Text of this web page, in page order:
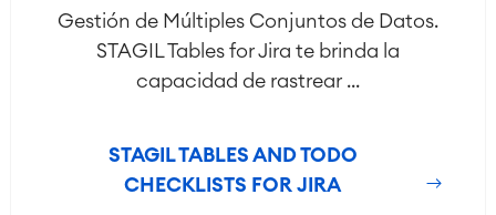
Gestión de Múltiples Conjuntos de Datos.
STAGIL Tables for Jira te brinda la
capacidad de rastrear ...
STAGIL TABLES AND TODO
CHECKLISTS FOR JIRA